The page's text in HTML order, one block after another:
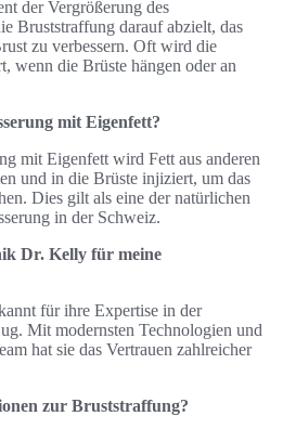
der Vergrößerung des
Bruststraffung darauf abzielt, das
zu verbessern. Oft wird die
wenn die Brüste hängen oder an
mit Eigenfett?
mit Eigenfett wird Fett aus anderen
und in die Brüste injiziert, um das
Dies gilt als eine der natürlichen
in der Schweiz.
Dr. Kelly für meine
für ihre Expertise in der
Mit modernsten Technologien und
hat sie das Vertrauen zahlreicher
zur Bruststraffung?